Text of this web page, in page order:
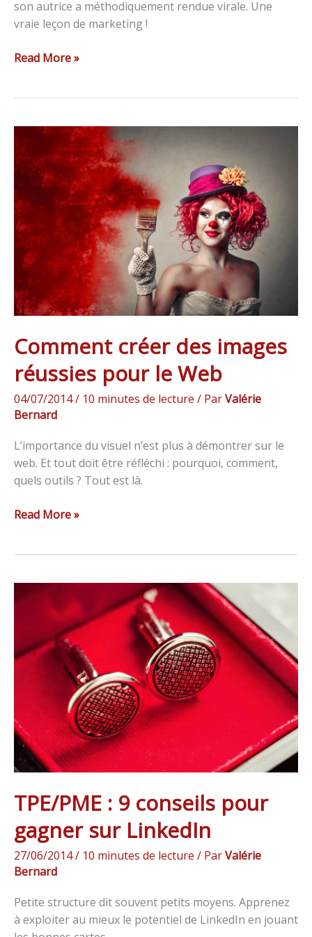
son autrice a méthodiquement rendue virale. Une
vraie leçon de marketing !
Read More »
Comment créer des images
réussies pour le Web
04/07/2014/ 10 minutes de lecture / ParValérie
Bernard
L’importance du visuel n’est plus à démontrer sur le
web. Et tout doit être réfléchi : pourquoi, comment,
quels outils ? Tout est là.
Comment
créer
des
images
réussies
pour
le
Web
Read More »
TPE/PME : 9 conseils pour
gagner sur LinkedIn
27/06/2014/ 10 minutes de lecture / ParValérie
Bernard
Petite structure dit souvent petits moyens. Apprenez
à exploiter au mieux le potentiel de LinkedIn en jouant
TPE/PME
conseils
pour
LinkedIn